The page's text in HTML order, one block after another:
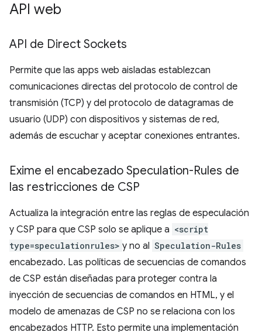
API web
API de Direct Sockets
Permite que las apps web aisladas establezcan
comunicaciones directas del protocolo de control de
transmisión (TCP) y del protocolo de datagramas de
usuario (UDP) con dispositivos y sistemas de red,
además de escuchar y aceptar conexiones entrantes.
Exime el encabezado Speculation-Rules de
las restricciones de CSP
Actualiza la integración entre las reglas de especulación
y CSP para que CSP solo se aplique a <script
type=speculationrules> y no al Speculation-Rules
encabezado. Las políticas de secuencias de comandos
de CSP están diseñadas para proteger contra la
inyección de secuencias de comandos en HTML, y el
modelo de amenazas de CSP no se relaciona con los
encabezados HTTP. Esto permite una implementación